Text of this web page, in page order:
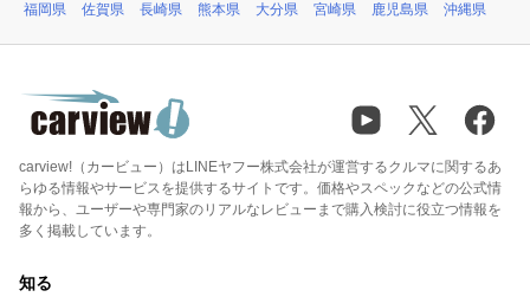
福岡県
佐賀県 長崎県 熊本県 大分県 宮崎県 鹿児島県 沖縄県
carview!（カービュー）はLINEヤフー株式会社が運営するクルマに関するあ
らゆる情報やサービスを提供するサイトです。価格やスペックなどの公式情
報から、ユーザーや専門家のリアルなレビューまで購入検討に役立つ情報を
多く掲載しています。
知る